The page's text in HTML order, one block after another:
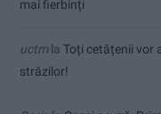
mai fierbinți
uctmla Toți cetățenii vor
străzilor!